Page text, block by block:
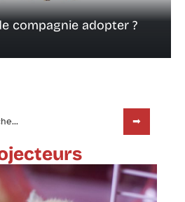
compagnie adopter ?